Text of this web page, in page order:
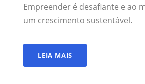
Empreender é desafiante e ao
um crescimento sustentável.
LEIA MAIS